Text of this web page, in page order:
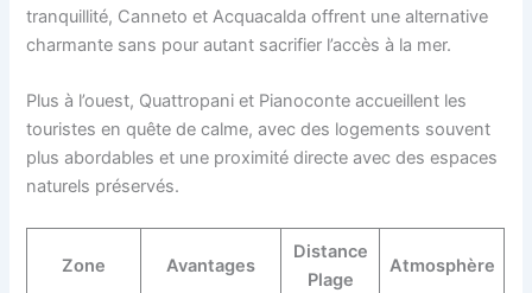
tranquillité, Canneto et Acquacalda offrent une alternative
charmante sans pour autant sacrifier l’accès à la mer.
Plus à l’ouest, Quattropani et Pianoconte accueillent les
touristes en quête de calme, avec des logements souvent
plus abordables et une proximité directe avec des espaces
naturels préservés.
Zone Avantages
Distance
Plage
Atmosphère